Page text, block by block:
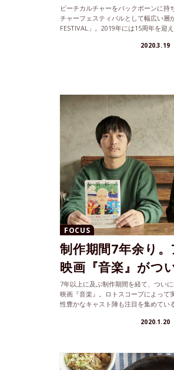
ビーチカルチャーをバックボーンに
チャーフェスティバルとして幅広い層
FESTIVAL」。2019年には15周年を迎
「GREENROOM FESTIVAL」が目指
2020.3.19
FOCUS
制作期間7年余り
映画『音楽』がつ
7年以上に及ぶ制作期間を経て、つい
映画『音楽』。ロトスコープによって
性豊かなキャスト陣も注目を集めてい
2020.1.20